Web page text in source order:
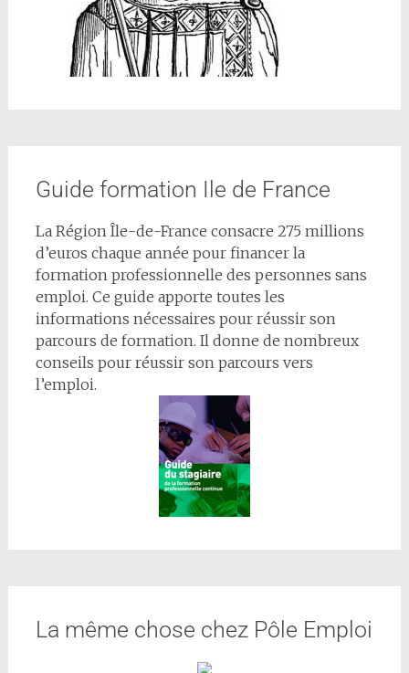
Guide formation Ile de France
La Région Île-de-France consacre 275 millions
d’euros chaque année pour financer la
formation professionnelle des personnes sans
emploi. Ce guide apporte toutes les
informations nécessaires pour réussir son
parcours de formation. Il donne de nombreux
conseils pour réussir son parcours vers
l’emploi.
La même chose chez Pôle Emploi